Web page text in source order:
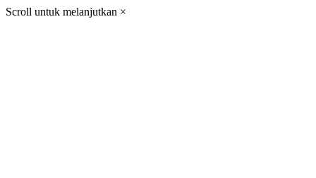
Scroll untuk melanjutkan ×